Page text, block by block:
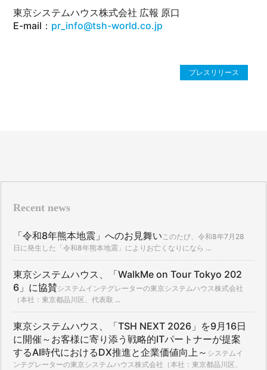
東京システムハウス株式会社 広報 原口
E-mail： pr_info@tsh-world.co.jp
プレスリリース
Recent news
「令和8年熊本地震」へのお見舞いこのたび、令和8年7月28
日に発生した「令和8年熊本地震」によりお亡くなりになら ...
東京システムハウス、「WalkMe on Tour Tokyo 202
6」に協賛システムインテグレーターの東京システムハウス株式会社
（本社：東京都品川区、代表取 ...
東京システムハウス、「TSH NEXT 2026」を9月16日
に開催～お客様に寄り添う戦略的ITパートナーが提案
するAI時代におけるDX推進と企業価値向上～ システムイ
ンテグレーターの東京システムハウス株式会社（本社：東京都品川区、